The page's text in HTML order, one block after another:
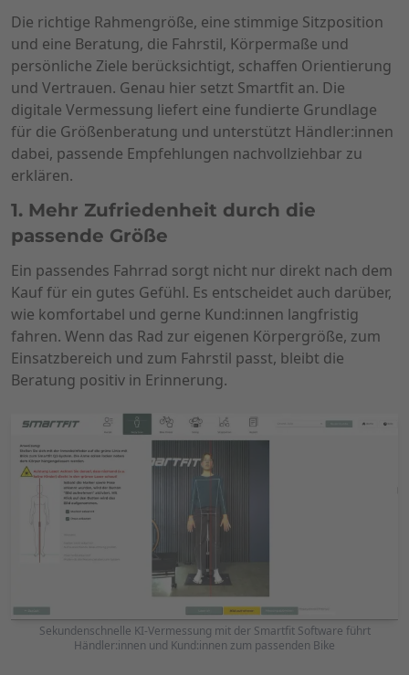
Die richtige Rahmengröße, eine stimmige Sitzposition
und eine Beratung, die Fahrstil, Körpermaße und
persönliche Ziele berücksichtigt, schaffen Orientierung
und Vertrauen. Genau hier setzt Smartfit an. Die
digitale Vermessung liefert eine fundierte Grundlage
für die Größenberatung und unterstützt Händler:innen
dabei, passende Empfehlungen nachvollziehbar zu
erklären.
1. Mehr Zufriedenheit durch die
passende Größe
Ein passendes Fahrrad sorgt nicht nur direkt nach dem
Kauf für ein gutes Gefühl. Es entscheidet auch darüber,
wie komfortabel und gerne Kund:innen langfristig
fahren. Wenn das Rad zur eigenen Körpergröße, zum
Einsatzbereich und zum Fahrstil passt, bleibt die
Beratung positiv in Erinnerung.
Sekundenschnelle KI-Vermessung mit der Smartfit Software führt
Händler:innen und Kund:innen zum passenden Bike